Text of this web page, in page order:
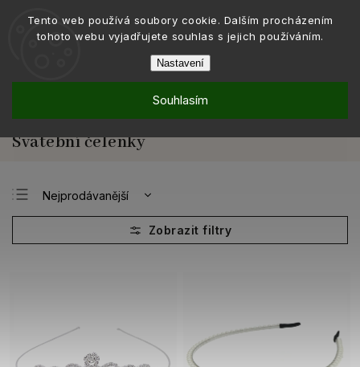
Tento web používá soubory cookie. Dalším procházením
tohoto webu vyjadřujete souhlas s jejich používáním.
Nastavení
Souhlasím
/ /
/
Svatební čelenky
Nejprodávanější
Nejlevnější
Nejdražší